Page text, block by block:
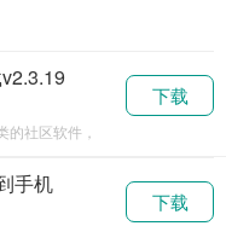
社区软件，
下载
手机
下载